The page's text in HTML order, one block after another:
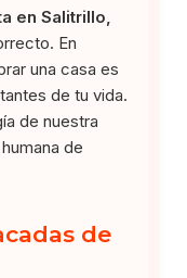
en Salitrillo,
En
una casa es
de tu vida.
de nuestra
de
de